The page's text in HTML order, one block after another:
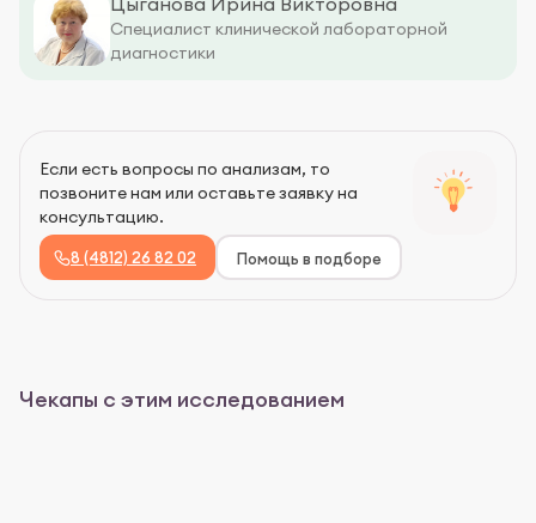
Специалист клинической лабораторной
диагностики
Если есть вопросы по анализам, то
позвоните нам или оставьте заявку на
консультацию.
8 (4812) 26 82 02 Помощь в подборе
Чекапы с этим исследованием